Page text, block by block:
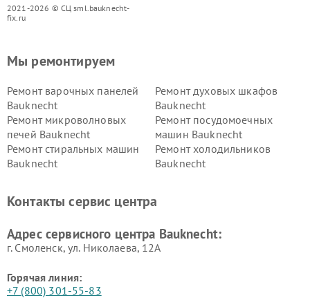
2021-2026 © СЦ sml.bauknecht-
fix.ru
Мы ремонтируем
Ремонт варочных панелей
Bauknecht
Ремонт духовых шкафов
Bauknecht
Ремонт микроволновых
печей Bauknecht
Ремонт посудомоечных
машин Bauknecht
Ремонт стиральных машин
Bauknecht
Ремонт холодильников
Bauknecht
Контакты сервис центра
Адрес сервисного центра Bauknecht:
г. Смоленск, ул. Николаева, 12А
Горячая линия:
+7 (800) 301-55-83